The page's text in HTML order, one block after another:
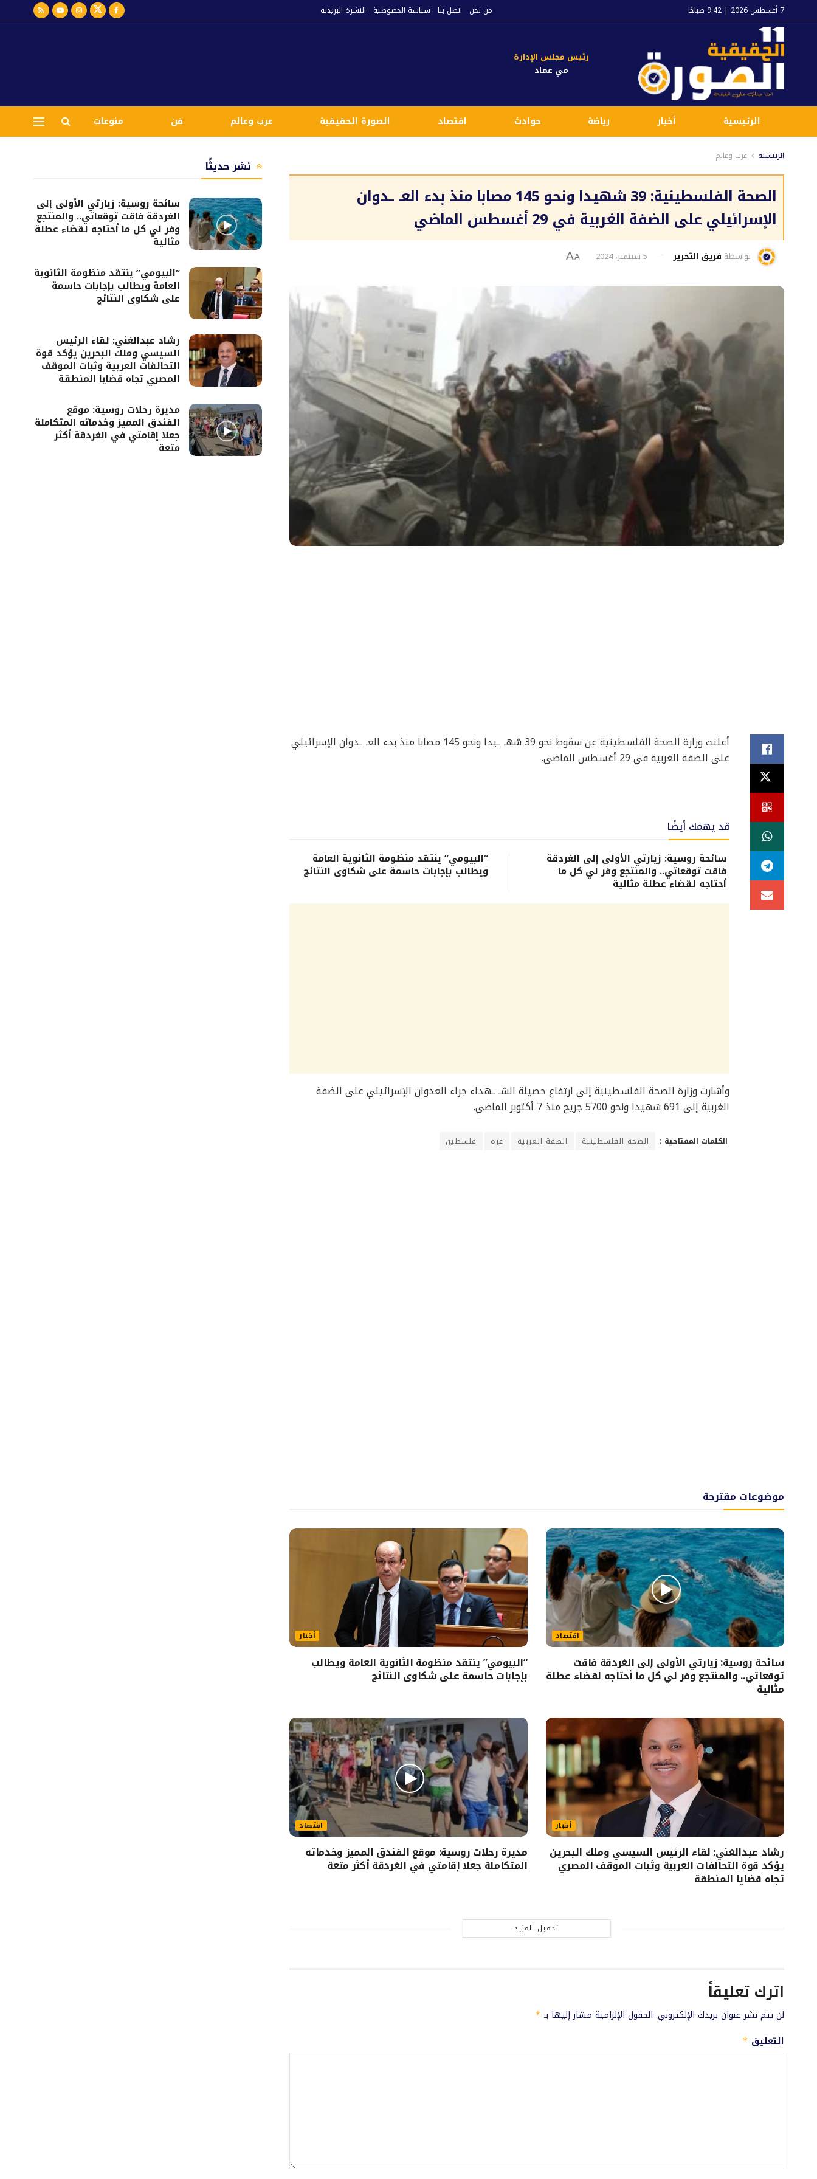
7 أغسطس 2026 | 9:42 صباحًا من نحن اتصل بنا سياسة الخصوصية النشرة البريدية
رئيس مجلس الإدارة
مي عماد
الرئيسية أخبار رياضة حوادث اقتصاد الصورة الحقيقية عرب وعالم فن منوعات
الرئيسية عرب وعالم
الصحة الفلسطينية: 39 شهيدا ونحو 145 مصابا منذ بدء العـ ـدوان
الإسرائيلي على الضفة الغربية في 29 أغسطس الماضي
بواسطة فريق التحرير 5 سبتمبر، 2024 A
A
أعلنت وزارة الصحة الفلسطينية عن سقوط نحو 39 شهـ ـيدا ونحو 145 مصابا منذ بدء العـ ـدوان الإسرائيلي
على الضفة الغربية في 29 أغسطس الماضي.
قد يهمك أيضًا
سائحة روسية: زيارتي الأولى إلى الغردقة
فاقت توقعاتي.. والمنتجع وفر لي كل ما
أحتاجه لقضاء عطلة مثالية
“البيومي” ينتقد منظومة الثانوية العامة
ويطالب بإجابات حاسمة على شكاوى النتائج
وأشارت وزارة الصحة الفلسطينية إلى ارتفاع حصيلة الشـ ـهداء جراء العدوان الإسرائيلي على الضفة
الغربية إلى 691 شهيدا ونحو 5700 جريح منذ 7 أكتوبر الماضي.
الكلمات المفتاحية : الصحة الفلسطينية الضفة الغربية غزة فلسطين
موضوعات مقترحة
اقتصاد
سائحة روسية: زيارتي الأولى إلى الغردقة فاقت
توقعاتي.. والمنتجع وفر لي كل ما أحتاجه لقضاء عطلة
مثالية
أخبار
“البيومي” ينتقد منظومة الثانوية العامة ويطالب
بإجابات حاسمة على شكاوى النتائج
أخبار
رشاد عبدالغني: لقاء الرئيس السيسي وملك البحرين
يؤكد قوة التحالفات العربية وثبات الموقف المصري
تجاه قضايا المنطقة
اقتصاد
مديرة رحلات روسية: موقع الفندق المميز وخدماته
المتكاملة جعلا إقامتي في الغردقة أكثر متعة
تحميل المزيد
اترك تعليقاً
لن يتم نشر عنوان بريدك الإلكتروني. الحقول الإلزامية مشار إليها بـ *
التعليق *
نشر حديثًا
سائحة روسية: زيارتي الأولى إلى
الغردقة فاقت توقعاتي.. والمنتجع
وفر لي كل ما أحتاجه لقضاء عطلة
مثالية
“البيومي” ينتقد منظومة الثانوية
العامة ويطالب بإجابات حاسمة
على شكاوى النتائج
رشاد عبدالغني: لقاء الرئيس
السيسي وملك البحرين يؤكد قوة
التحالفات العربية وثبات الموقف
المصري تجاه قضايا المنطقة
مديرة رحلات روسية: موقع
الفندق المميز وخدماته المتكاملة
جعلا إقامتي في الغردقة أكثر
متعة